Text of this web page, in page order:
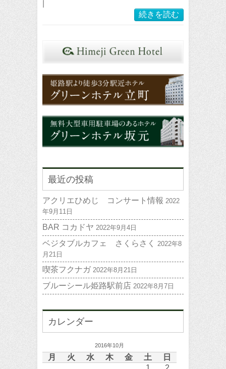
続きを読む
最近の投稿
アクリエひめじ コンサート情報 2022
年9月11日
BAR コカドヤ 2022年9月4日
ベジタブルカフェ さくらさく
2022年8
月21日
喫茶フクナガ 2022年8月21日
ブルーシール姫路駅前店 2022年8月7日
カレンダー
2016年10月
月 火 水 木 金 土
日